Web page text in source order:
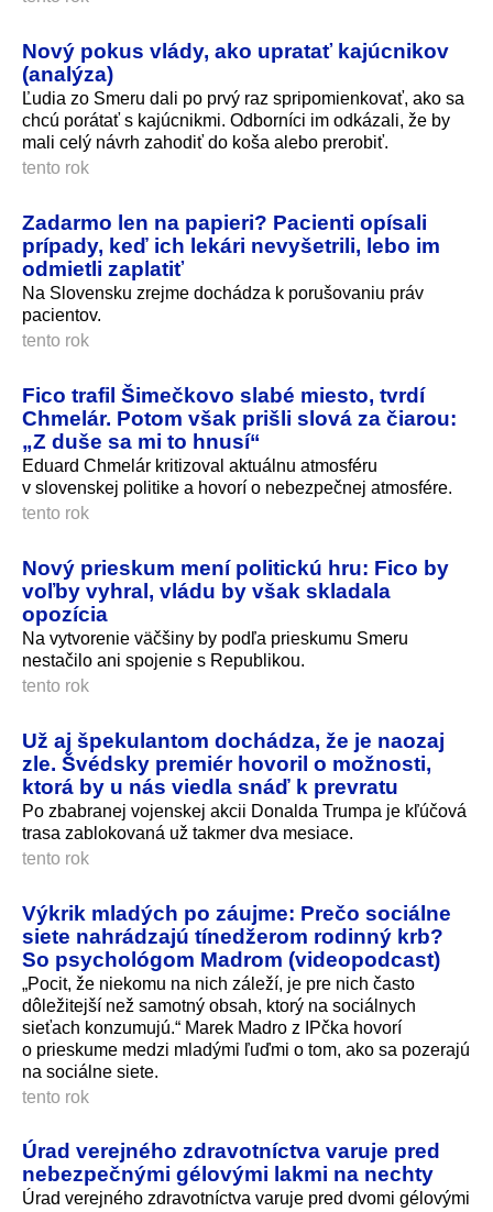
Nový pokus vlády, ako upratať kajúcnikov
(analýza)
Ľudia zo Smeru dali po prvý raz spripomienkovať, ako sa
chcú porátať s kajúcnikmi. Odborníci im odkázali, že by
mali celý návrh zahodiť do koša alebo prerobiť.
tento rok
Zadarmo len na papieri? Pacienti opísali
prípady, keď ich lekári nevyšetrili, lebo im
odmietli zaplatiť
Na Slovensku zrejme dochádza k porušovaniu práv
pacientov.
tento rok
Fico trafil Šimečkovo slabé miesto, tvrdí
Chmelár. Potom však prišli slová za čiarou:
„Z duše sa mi to hnusí“
Eduard Chmelár kritizoval aktuálnu atmosféru
v slovenskej politike a hovorí o nebezpečnej atmosfére.
tento rok
Nový prieskum mení politickú hru: Fico by
voľby vyhral, vládu by však skladala
opozícia
Na vytvorenie väčšiny by podľa prieskumu Smeru
nestačilo ani spojenie s Republikou.
tento rok
Už aj špekulantom dochádza, že je naozaj
zle. Švédsky premiér hovoril o možnosti,
ktorá by u nás viedla snáď k prevratu
Po zbabranej vojenskej akcii Donalda Trumpa je kľúčová
trasa zablokovaná už takmer dva mesiace.
tento rok
Výkrik mladých po záujme: Prečo sociálne
siete nahrádzajú tínedžerom rodinný krb?
So psychológom Madrom (videopodcast)
„Pocit, že niekomu na nich záleží, je pre nich často
dôležitejší než samotný obsah, ktorý na sociálnych
sieťach konzumujú.“ Marek Madro z IPčka hovorí
o prieskume medzi mladými ľuďmi o tom, ako sa pozerajú
na sociálne siete.
tento rok
Úrad verejného zdravotníctva varuje pred
nebezpečnými gélovými lakmi na nechty
Úrad verejného zdravotníctva varuje pred dvomi gélovými